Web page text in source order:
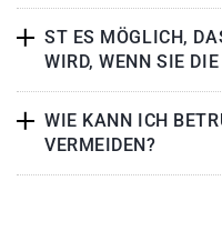
ST ES MÖGLICH,
WIRD, WENN SIE
WIE KANN ICH
VERMEIDEN?